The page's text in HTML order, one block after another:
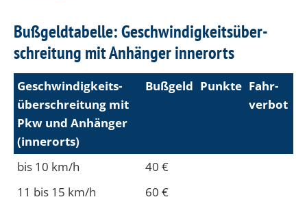
Bußgeldtabelle: Geschwindigkeits­über­
schreitung mit Anhänger innerorts
Geschwin­digkeits­
über­schreitung mit
Pkw und Anhänger
(inner­orts)
Bußgeld Punkte Fahr­
verbot
bis 10 km/h
40 €
11 bis 15 km/h
60 €